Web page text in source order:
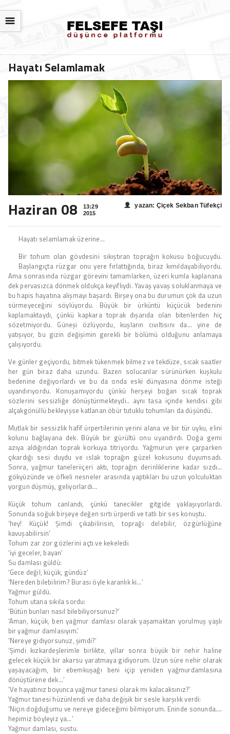
☰
Hayatı Selamlamak
Haziran 08
13:29
2015
yazan: Çiçek Sekban Tüfekçi
Hayatı selamlamak üzerine…
Bir tohum olan gövdesini sıkıştıran toprağın kokusu boğucuydu.
Başlangıçta rüzgar onu yere fırlattığında, biraz kımıldayabiliyordu.
Ama sonrasında rüzgar görevini tamamlarken, üzeri kumla kaplanana
dek pervasızca dönmek oldukça keyifliydi. Yavaş yavaş soluklanmaya ve
bu hapis hayatına alışmayı başardı. Birşey ona bu durumun çok da uzun
sürmeyeceğini söylüyordu. Büyük bir ürküntü küçücük bedenini
kaplamaktaydı, çünkü kapkara toprak dışarıda olan bitenlerden hiç
sözetmiyordu. Güneşi özlüyordu, kuşların cıvıltısını da… yine de
yatışıyor, bu gizin değişimin gerekli bir bölümü olduğunu anlamaya
çalışıyordu.
Ve günler geçiyordu, bitmek tükenmek bilmez ve tekdüze, sıcak saatler
her gün biraz daha uzundu. Bazen solucanlar sürünürken kuşkulu
bedenine değiyorlardı ve bu da onda eski dünyasına dönme isteği
uyandırıyordu. Konuşamıyordu çünkü herşeyi boğan sıcak toprak
sözlerini sessizliğe dönüştürmekteydi.. aynı tasa içinde kendisi gibi
alçakgönüllü bekleyişse katlanan öbür tutuklu tohumları da düşündü.
Mutlak bir sessizlik hafif ürpertilerinin yerini alana ve bir tür uyku, elini
kolunu bağlayana dek. Büyük bir gürültü onu uyandırdı. Doğa gemi
azıya aldığından toprak korkuya titriyordu. Yağmurun yere çarparken
çıkardığı sesi duydu ve ıslak toprağın güzel kokusunu duyumsadı.
Sonra, yağmur taneleriiçeri aktı, toprağın derinliklerine kadar sızdı…
gökyüzünde ve öfkeli nesneler arasında yaptıkları bu uzun yolculuktan
yorgun düşmüş, geliyorlardı…
Küçük tohum canlandı, çünkü tanecikler gitgide yaklaşıyorlardı.
Sonunda soğuk birşeye değen sırtı ürperdi ve tatlı bir ses konuştu.
‘hey! Küçük! Şimdi çıkabilirisin, toprağı delebilir, özgürlüğüne
kavuşabilirsin’
Tohum zar zor gözlerini açtı ve kekeledi:
‘iyi geceler, bayan’
Su damlası güldü:
‘Gece değil, küçük, gündüz’
‘Nereden bilebilirim? Burası öyle karanlık ki…’
Yağmur güldü.
Tohum utana sıkıla sordu:
‘Bütün bunları nasıl bilebiliyorsunuz?’
‘Aman, küçük, ben yağmur damlası olarak yaşamaktan yorulmuş yaşlı
bir yağmur damlasıyım.’
‘Nereye gidiyorsunuz, şimdi?’
‘Şimdi kızkardeşlerimle birlikte, yıllar sonra büyük bir nehir haline
gelecek küçük bir akarsu yaratmaya gidiyorum. Uzun süre nehir olarak
yaşayacağım, bir ebemkuşağı beni içip yeniden yağmurdamlasına
dönüştürene dek…’
‘Ve hayatınız boyunca yağmur tanesi olarak mı kalacaksınız?’
Yağmur tanesi hüzünlendi ve daha değişik bir sesle karşılık verdi:
‘Niçin doğduğumu ve nereye gideceğimi bilmiyorum. Eninde sonunda….
hepimiz böyleyiz ya…’
Yağmur damlası, sustu.